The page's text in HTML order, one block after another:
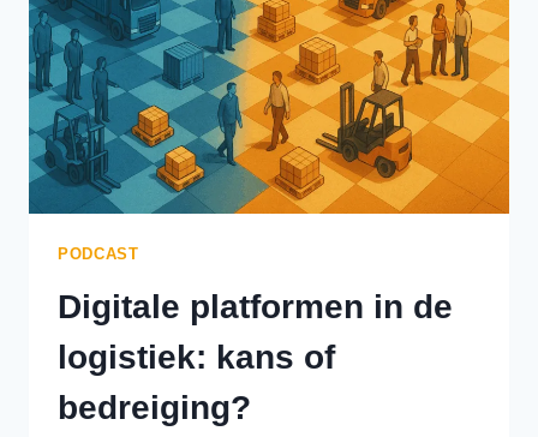
IS
PODCAST
Digitale platformen in de
logistiek: kans of
bedreiging?